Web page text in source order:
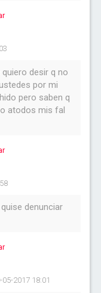
desir q no
por mi
pero saben q
atodos mis fal
denunciar
05-2017 18:01